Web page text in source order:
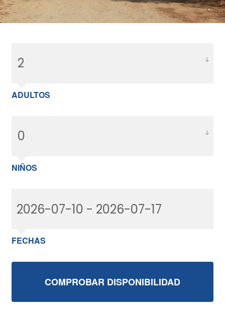
ADULTOS
NIÑOS
FECHAS
COMPROBAR DISPONIBILIDAD